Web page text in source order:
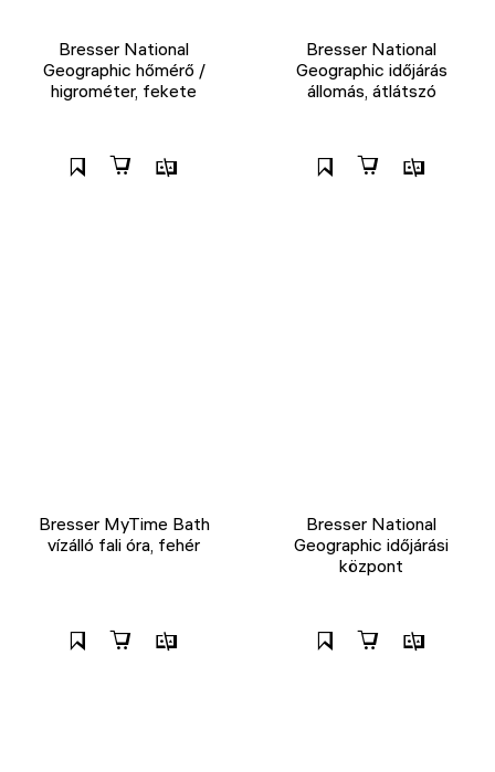
Bresser National
Geographic hőmérő /
higrométer, fekete
Bresser National
Geographic időjárás
állomás, átlátszó
Bresser MyTime Bath
vízálló fali óra, fehér
Bresser National
Geographic időjárási
központ